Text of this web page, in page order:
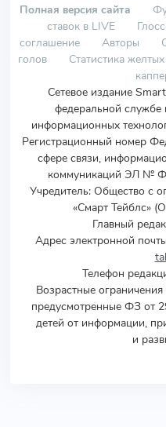
Полная версия сайта
ставок в LIVE
соглашение
Авторы
голов
Статистика
Сетевое издание
федеральной службе
информационных
Регистрационный номер
сфере связи,
коммуникаций ЭЛ №
Учредитель: Общество с
«Смарт Тейблс»
Главный
Адрес электронной
Телефон
Возрастные
предусмотренные ФЗ от
детей от информации,
и